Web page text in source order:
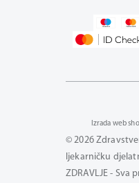
© 2026
ljekarničku
ZDRAVLJE - Sva
Izrada web